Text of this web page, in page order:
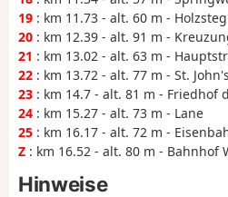
19 : km 11.73 - alt. 60 m -
20 : km 12.39 - alt. 91 m -
21 : km 13.02 - alt. 63 m -
22 : km 13.72 - alt. 77 m - St.
23 : km 14.7 - alt. 81 m - Friedhof
24 : km 15.27 - alt. 73 m - Lane
25 : km 16.17 - alt. 72 m -
Z : km 16.52 - alt. 80 m - Bahnhof
Hinweise